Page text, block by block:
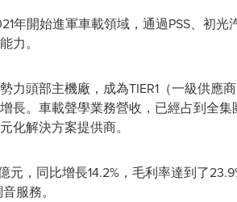
年開始進軍車載領域，通過PSS、初
力。
頭部主機廠，成為TIER1（一級供應
。車載聲學業務營收，已經占到全集
化解決方案提供商。
，同比增長14.2%，毛利率達到了
服務。